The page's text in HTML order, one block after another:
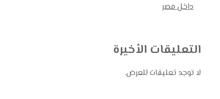
داخل مصر
التعليقات الأخيرة
لا توجد تعليقات للعرض.